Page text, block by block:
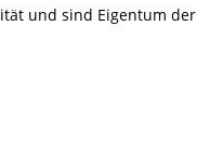
und sind Eigentum der